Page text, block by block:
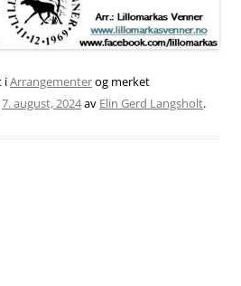
iArrangementerog merket
7. august, 2024av Elin Gerd Langsholt.